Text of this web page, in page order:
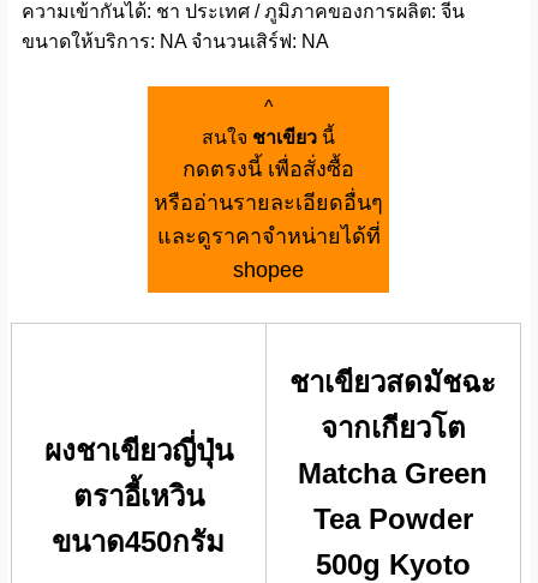
ความเข้ากันได้: ชา ประเทศ / ภูมิภาคของการผลิต: จีน
ขนาดให้บริการ: NA จำนวนเสิร์ฟ: NA
^
สนใจ ชาเขียว นี้
กดตรงนี้ เพื่อสั่งซื้อ
หรืออ่านรายละเอียดอื่นๆ
และดูราคาจำหน่ายได้ที่
shopee
ผงชาเขียวญี่ปุ่น
ตราอี้เหวิน
ขนาด450กรัม
ชาเขียวสดมัชฉะ
จากเกียวโต
Matcha Green
Tea Powder
500g Kyoto